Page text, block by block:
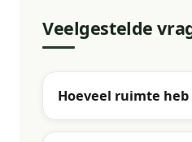
Veelgestelde
Hoeveel ruimte